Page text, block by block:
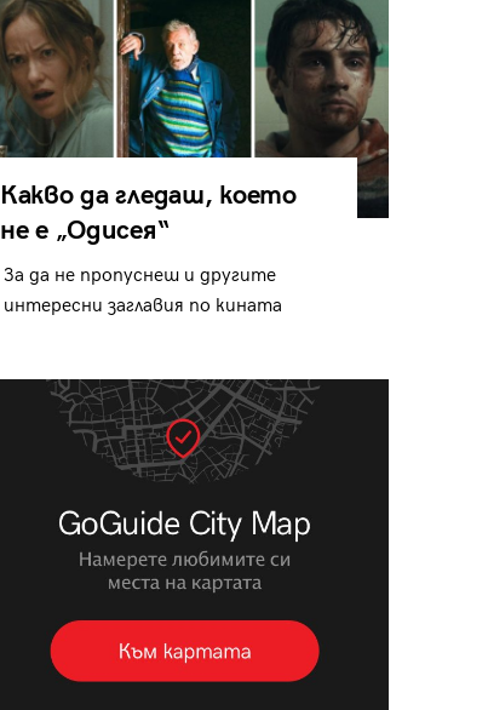
Какво да гледаш, което
не е „Одисея“
За да не пропуснеш и другите
интересни заглавия по кината